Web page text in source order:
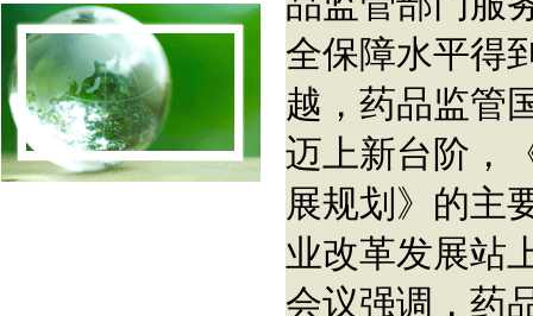
全保障水平得
越，药品监管
迈上新台阶，
展规划》的主
业改革发展站
会议强调，药